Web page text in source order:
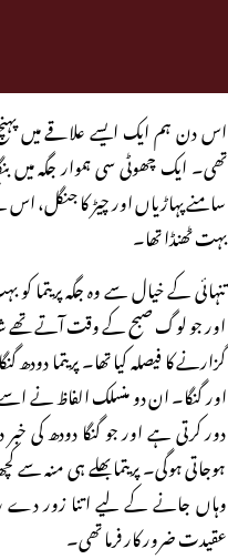
اس دن ہم ایک ایسے علاقے میں
تھی۔ ایک چھوٹی سی ہموار جگہ میں
سامنے پہاڑیاں اور چیڑ کا جنگل، اس
بہت ٹھنڈا تھا۔
تنہائی کے خیال سے وہ جگہ پریتما
اور جو لوگ صبح کے وقت آتے تھے
گزارنے کا فیصلہ کیا تھا۔ پریتما
اور گنگا۔ ان دو منسلک الفاظ نے
دور کرتی ہے اور جو گنگا دودھ کی
ہوجاتی ہوگی۔ پریتما بھلے ہی منہ سے
وہاں جانے کے لیے اتنا زور دے
عقیدت ضرور کار فرما تھی۔